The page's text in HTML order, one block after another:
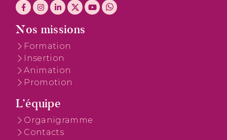
Nos missions
Formation
Insertion
Animation
Promotion
L’équipe
Organigramme
Contacts